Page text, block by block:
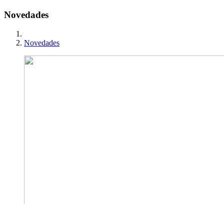
Novedades
Novedades